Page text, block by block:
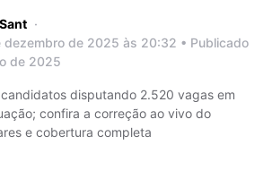
dezembro de 2025 às 20:32 • Publicado
de 2025
disputando 2.520 vagas em
confira a correção ao vivo do
e cobertura completa